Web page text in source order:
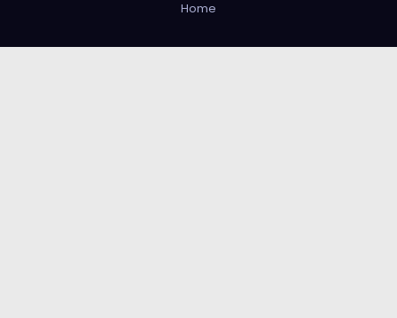
Home